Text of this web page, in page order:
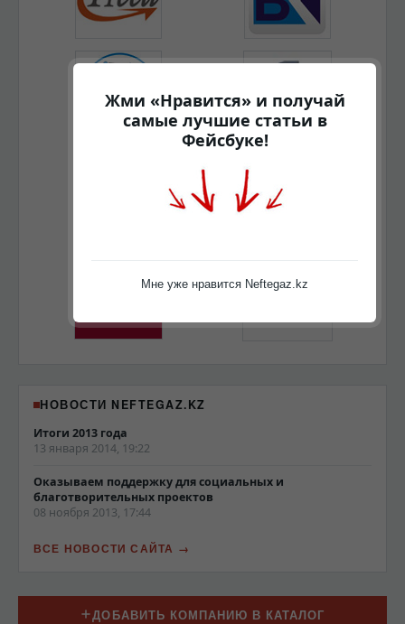
ДОБАВИТЬ КОМПАНИЮ В КАТАЛОГ
НОВОСТИ NEFTEGAZ.KZ
Итоги 2013 года
13 января 2014, 19:22
Оказываем поддержку для социальных и
благотворительных проектов
08 ноября 2013, 17:44
ВСЕ НОВОСТИ САЙТА
Жми «Нравится» и получай
самые лучшие статьи в
Фейсбуке!
Мне уже нравится Neftegaz.kz